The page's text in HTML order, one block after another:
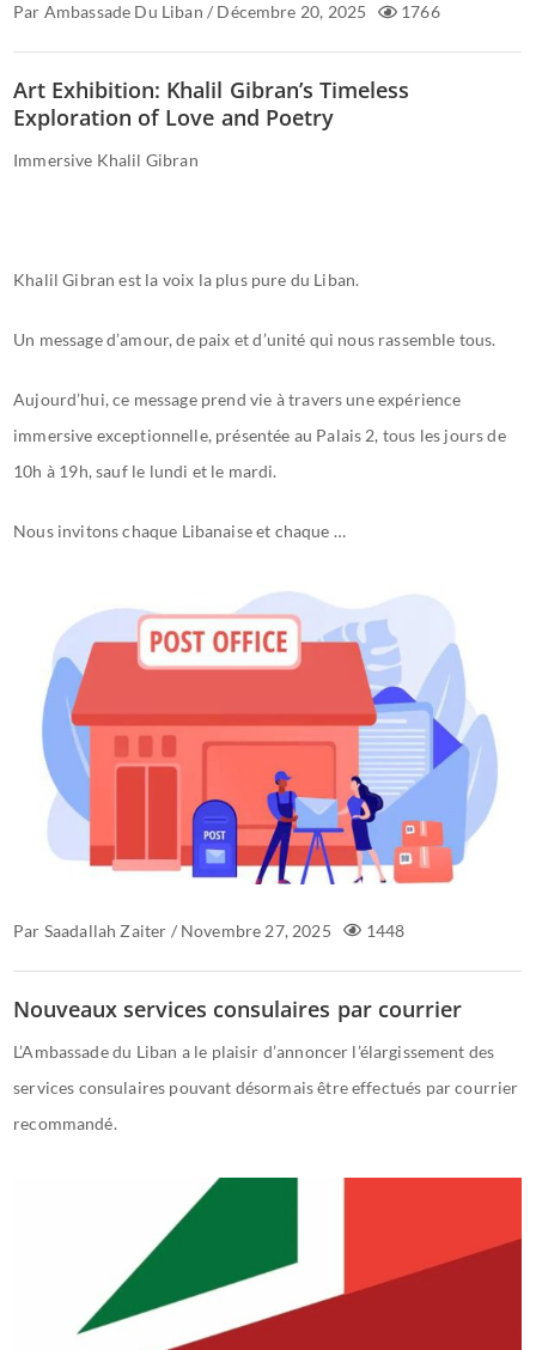
Par Ambassade Du Liban / Décembre 20, 2025 1766
Art Exhibition: Khalil Gibran’s Timeless
Exploration of Love and Poetry
Immersive Khalil Gibran
Khalil Gibran est la voix la plus pure du Liban.
Un message d’amour, de paix et d’unité qui nous rassemble tous.
Aujourd’hui, ce message prend vie à travers une expérience
immersive exceptionnelle, présentée au Palais 2, tous les jours de
10h à 19h, sauf le lundi et le mardi.
Nous invitons chaque Libanaise et chaque …
Par Saadallah Zaiter / Novembre 27, 2025 1448
Nouveaux services consulaires par courrier
L’Ambassade du Liban a le plaisir d’annoncer l’élargissement des
services consulaires pouvant désormais être effectués par courrier
recommandé.